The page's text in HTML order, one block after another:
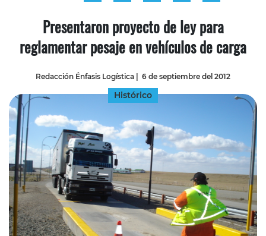
Presentaron proyecto de ley para
reglamentar pesaje en vehículos de carga
Redacción Énfasis Logística | 6 de septiembre del 2012
Histórico